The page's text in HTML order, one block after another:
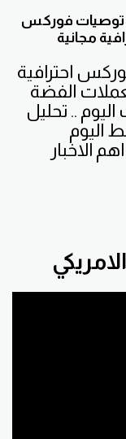
توصيات فوركس
مجانية
احترافية
الفضة
.. تحليل
اليوم
الاخبار